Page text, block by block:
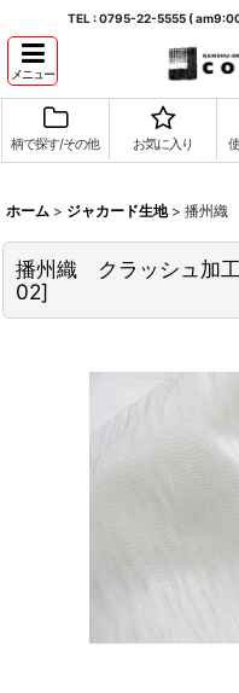
TEL : 0795-22-5555 (
メニュー
柄で探す/その他 お気に入り
ホーム > ジャカード生地 > 播州織
播州織 クラッシュ加
02]